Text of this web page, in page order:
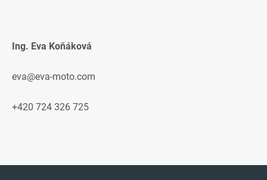
Ing. Eva Koňáková
eva@eva-moto.com
+420 724 326 725